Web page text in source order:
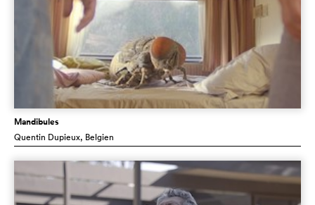
Mandibules
Quentin Dupieux, Belgien